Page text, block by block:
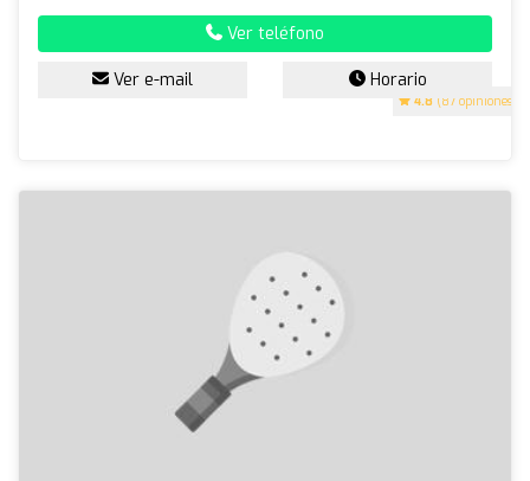
4.8 (87 opiniones)
Ver teléfono
Ver e-mail Horario